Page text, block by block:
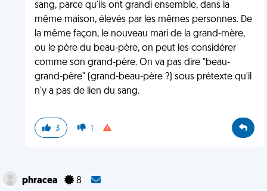
sang, parce qu'ils ont grandi ensemble, dans la
même maison, élevés par les mêmes personnes. De
la même façon, le nouveau mari de la grand-mère,
ou le père du beau-père, on peut les considérer
comme son grand-père. On va pas dire "beau-
grand-père" (grand-beau-père ?) sous prétexte qu'il
n'y a pas de lien du sang.
3 1
phracea 8